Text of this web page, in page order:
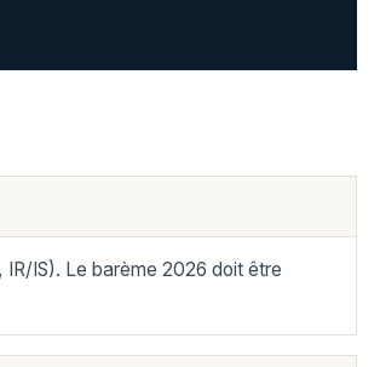
IS). Le barème 2026 doit être